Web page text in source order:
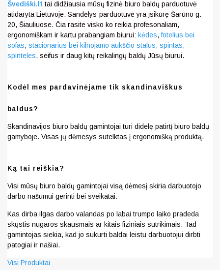
Švediški.lt tai didžiausia mūsų fizinė biuro baldų parduotuvė
atidaryta Lietuvoje. Sandėlys-parduotuvė yra įsikūrę Šarūno g.
20, Šiauliuose. Čia rasite visko ko reikia profesonaliam,
ergonomiškam ir kartu prabangiam biurui: kėdes,fotelius bei
sofas, stacionarius bei kilnojamo aukščio stalus, spintas,
spinteles, seifus ir daug kitų reikalingų baldų Jūsų biurui.
Kodėl mes pardavinėjame tik skandinaviškus
baldus?
Skandinavijos biuro baldų gamintojai turi didelę patirtį biuro baldų
gamyboje. Visas jų dėmesys sutelktas į ergonomišką produktą.
Ką tai reiškia?
Visi mūsų biuro baldų gamintojai visą dėmesį skiria darbuotojo
darbo našumui gerinti bei sveikatai.
Kas dirba ilgas darbo valandas po labai trumpo laiko pradeda
skųstis nugaros skausmais ar kitais fiziniais sutrikimais. Tad
gamintojas siekia, kad jo sukurti baldai leistu darbuotojui dirbti
patogiai ir našiai.
Visi Produktai